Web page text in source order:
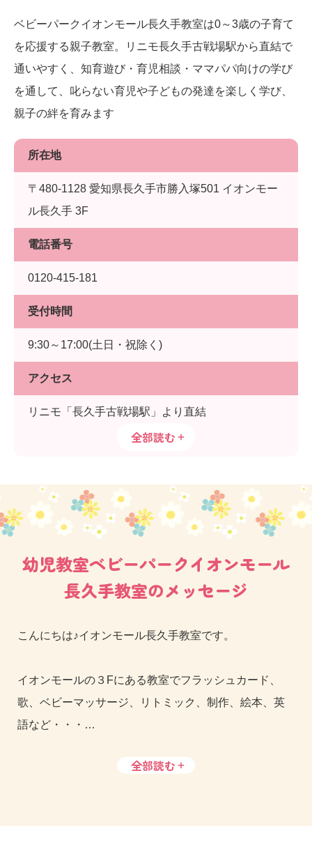
ベビーパークイオンモール長久手教室は0～3歳の子育て
を応援する親子教室。リニモ長久手古戦場駅から直結で
通いやすく、知育遊び・育児相談・ママパパ向けの学び
を通して、叱らない育児や子どもの発達を楽しく学び、
親子の絆を育みます
所在地
〒480-1128 愛知県長久手市勝入塚501 イオンモー
ル長久手 3F
電話番号
0120-415-181
受付時間
9:30～17:00(土日・祝除く)
アクセス
リニモ「長久手古戦場駅」より直結
全部読む
幼児教室ベビーパークイオンモール
長久手教室のメッセージ
こんにちは♪イオンモール長久手教室です。
イオンモールの３Fにある教室でフラッシュカード、
歌、ベビーマッサージ、リトミック、制作、絵本、英
語など・・・
全部読む